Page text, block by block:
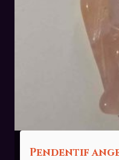
Pendentif